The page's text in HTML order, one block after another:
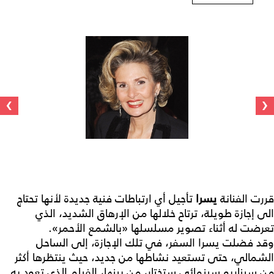
‹
›
قررت الفنانة يسرا تأجيل أي ارتباطات فنية جديدة لأنها تحتاج
الى إجازة طويلة، ترتاح خلالها من الإرهاق الشديد، الذي
تعرضت له أثناء تصوير مسلسلها «بالشمع الأحمر».
وقد فضلت يسرا السفر، في تلك الإجازة، إلى الساحل
الشمالي، حتى تستعيد نشاطها من جديد، حيث ينتظرها أكثر